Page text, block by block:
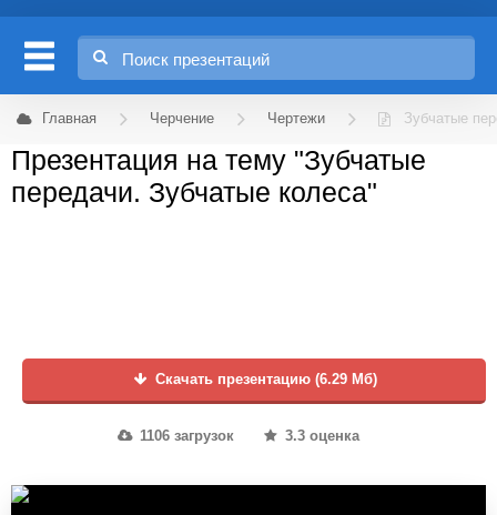
Главная Черчение Чертежи Зубчатые
Презентация на тему "Зубчатые
передачи. Зубчатые колеса"
Скачать презентацию (6.29 Мб)
1106 загрузок 3.3 оценка